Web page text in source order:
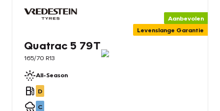
Aanbevolen
Levenslange Garantie
Quatrac 5 79T
165/70 R13
All-Season
D
C